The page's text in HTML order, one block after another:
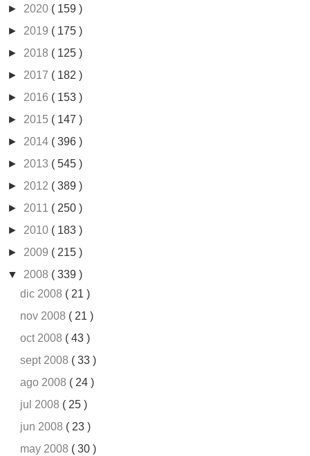
► 2020 ( 159 )
► 2019 ( 175 )
► 2018 ( 125 )
► 2017 ( 182 )
► 2016 ( 153 )
► 2015 ( 147 )
► 2014 ( 396 )
► 2013 ( 545 )
► 2012 ( 389 )
► 2011 ( 250 )
► 2010 ( 183 )
► 2009 ( 215 )
▼ 2008 ( 339 )
dic 2008 ( 21 )
nov 2008 ( 21 )
oct 2008 ( 43 )
sept 2008 ( 33 )
ago 2008 ( 24 )
jul 2008 ( 25 )
jun 2008 ( 23 )
may 2008 ( 30 )